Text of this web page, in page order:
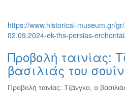
https://www.historical-museum.gr/
02.09.2024-ek-ths-persias-
Προβολή ταινίας:
βασιλιάς του
Προβολή ταινίας: Τζάνγκο, ο